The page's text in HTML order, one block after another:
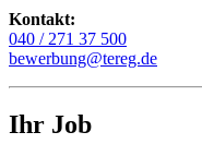
Kontakt:
040 / 271 37 500
bewerbung@tereg.de
Ihr Job